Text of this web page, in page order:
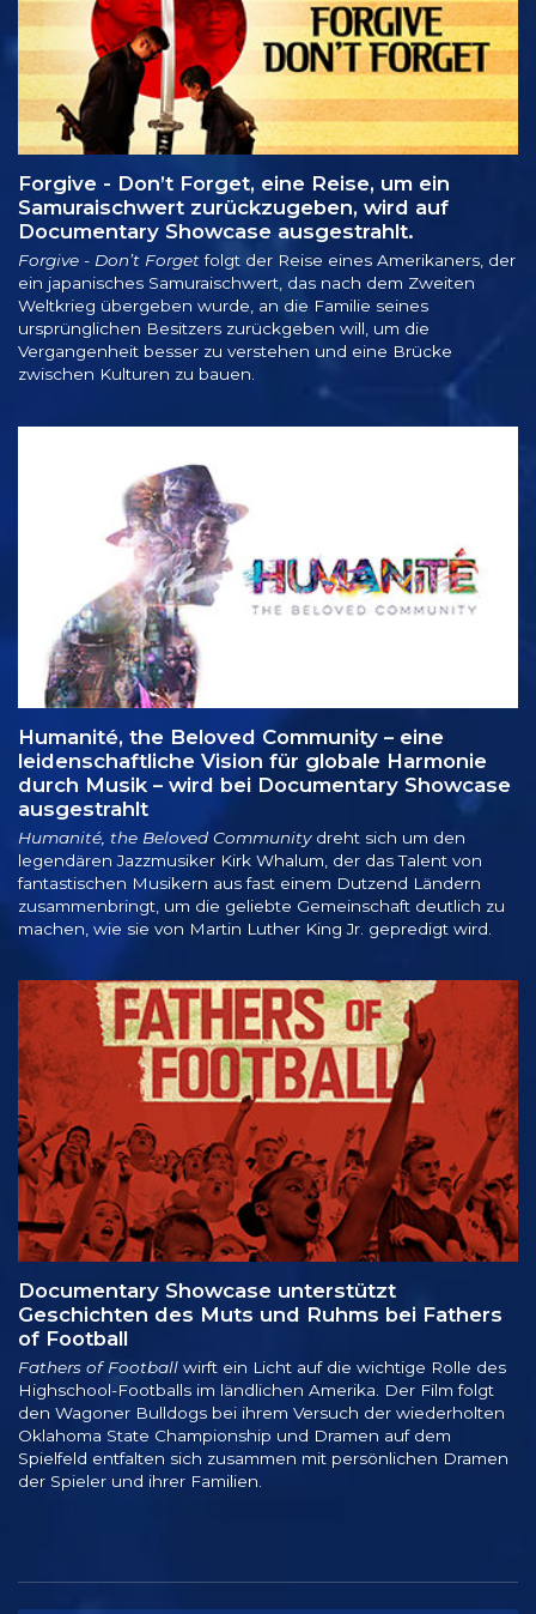
Forgive - Don’t Forget, eine Reise, um ein
Samuraischwert zurückzugeben, wird auf
Documentary Showcase ausgestrahlt.
Forgive - Don’t Forgetfolgt der Reise eines Amerikaners, der
ein japanisches Samuraischwert, das nach dem Zweiten
Weltkrieg übergeben wurde, an die Familie seines
ursprünglichen Besitzers zurückgeben will, um die
Vergangenheit besser zu verstehen und eine Brücke
zwischen Kulturen zu bauen.
Humanité, the Beloved Community – eine
leidenschaftliche Vision für globale Harmonie
durch Musik – wird bei Documentary Showcase
ausgestrahlt
Humanité, the Beloved Communitydreht sich um den
legendären Jazzmusiker Kirk Whalum, der das Talent von
fantastischen Musikern aus fast einem Dutzend Ländern
zusammenbringt, um die geliebte Gemeinschaft deutlich zu
machen, wie sie von Martin Luther King Jr. gepredigt wird.
Documentary Showcase unterstützt
Geschichten des Muts und Ruhms bei Fathers
of Football
Fathers of Football wirft ein Licht auf die wichtige Rolle des
Highschool-Footballs im ländlichen Amerika. Der Film folgt
den Wagoner Bulldogs bei ihrem Versuch der wiederholten
Oklahoma State Championship und Dramen auf dem
Spielfeld entfalten sich zusammen mit persönlichen Dramen
der Spieler und ihrer Familien.